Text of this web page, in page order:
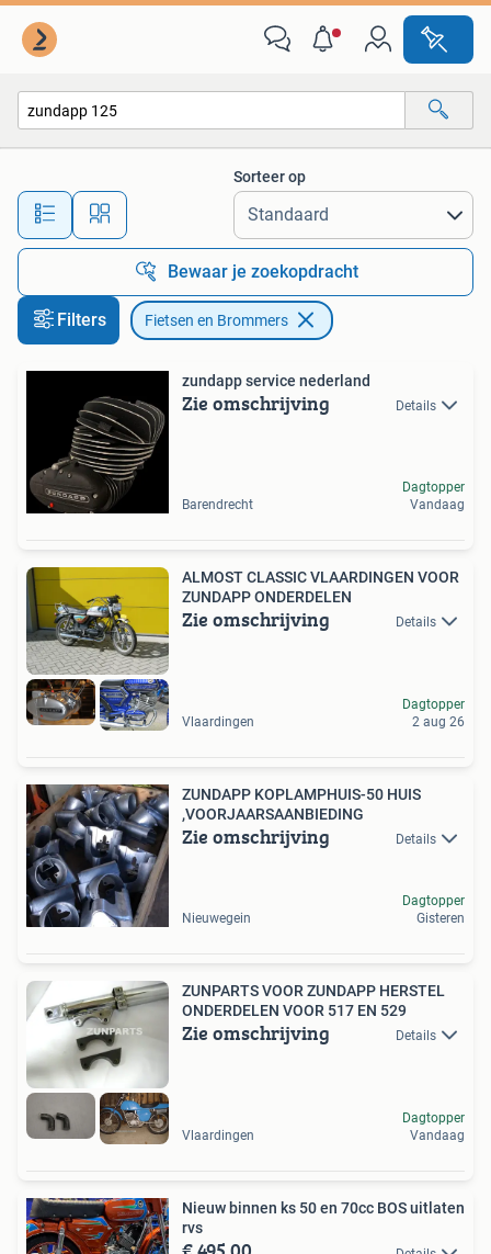
Alle afstanden…
Sorteer op
Bewaar je zoekopdracht
Filters Fietsen en Brommers
zundapp service nederland
Zie omschrijving Details
Barendrecht
Dagtopper
Vandaag
ALMOST CLASSIC VLAARDINGEN VOOR
ZUNDAPP ONDERDELEN
Zie omschrijving Details
Vlaardingen
Dagtopper
2 aug 26
ZUNDAPP KOPLAMPHUIS-50 HUIS
,VOORJAARSAANBIEDING
Zie omschrijving Details
Nieuwegein
Dagtopper
Gisteren
ZUNPARTS VOOR ZUNDAPP HERSTEL
ONDERDELEN VOOR 517 EN 529
Zie omschrijving Details
Vlaardingen
Dagtopper
Vandaag
Nieuw binnen ks 50 en 70cc BOS uitlaten
rvs